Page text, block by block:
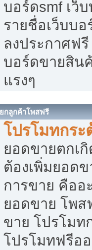
บอร์ดsmf เว็
รายชื่อเว็บบ
ลงประกาศฟรี
บอร์ดขายสิน
แรงๆ
กลูกค้าโพสฟรี
โปรโมทกร
ยอดขายตกเ
ต้องเพิ่มยอด
การขาย คืออ
ยอดขาย โพส
ขาย โปรโมท
โปรโมทฟรีอ